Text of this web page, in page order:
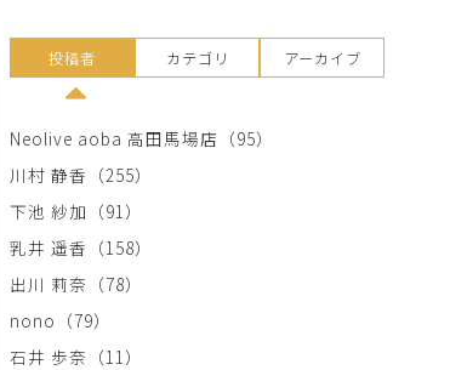
投稿者 カテゴリ アーカイブ
Neolive aoba 高田馬場店 （95）
川村 静香 （255）
下池 紗加 （91）
乳井 遥香 （158）
出川 莉奈 （78）
nono （79）
石井 歩奈 （11）